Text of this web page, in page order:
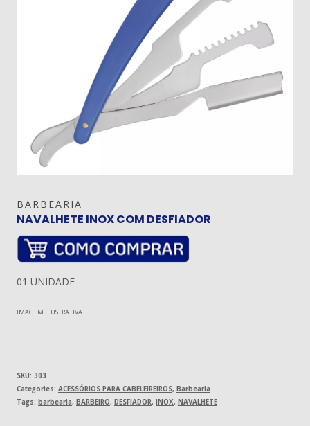
BARBEARIA
NAVALHETE INOX COM DESFIADOR
01 UNIDADE
IMAGEM ILUSTRATIVA
SKU: 303
Categories: ACESSÓRIOS PARA CABELEIREIROS, Barbearia
Tags: barbearia, BARBEIRO, DESFIADOR, INOX, NAVALHETE